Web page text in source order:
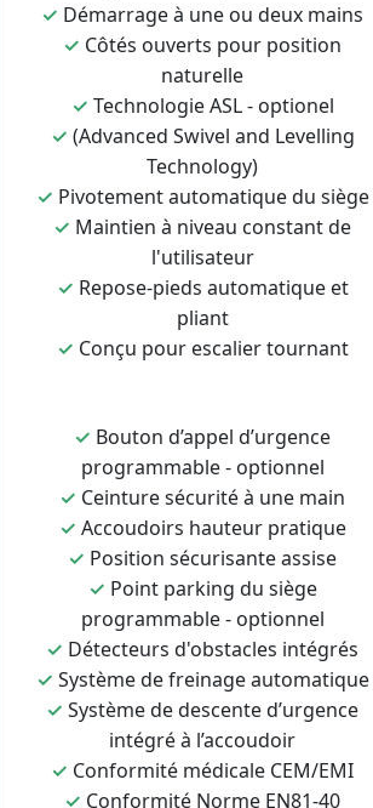
✓ Démarrage à une ou deux mains
✓ Côtés ouverts pour position
naturelle
✓ Technologie ASL - optionel
✓ (Advanced Swivel and Levelling
Technology)
✓ Pivotement automatique du siège
✓ Maintien à niveau constant de
l'utilisateur
✓ Repose-pieds automatique et
pliant
✓ Conçu pour escalier tournant
✓ Bouton d’appel d’urgence
programmable - optionnel
✓ Ceinture sécurité à une main
✓ Accoudoirs hauteur pratique
✓ Position sécurisante assise
✓ Point parking du siège
programmable - optionnel
✓ Détecteurs d'obstacles intégrés
✓ Système de freinage automatique
✓ Système de descente d’urgence
intégré à l’accoudoir
✓ Conformité médicale CEM/EMI
✓ Conformité Norme EN81-40